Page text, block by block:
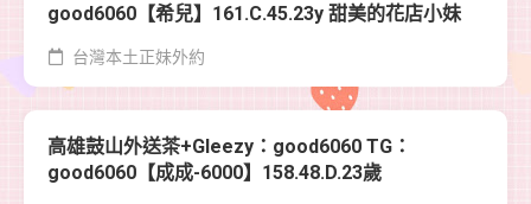
good6060【希兒】161.C.45.23y 甜美的花店小妹
台灣本土正妹外約
高雄鼓山外送茶+Gleezy：good6060 TG：
good6060【成成-6000】158.48.D.23歲